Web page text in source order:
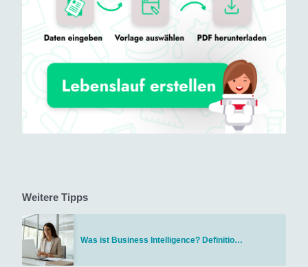
Weitere Tipps
Was ist Business Intelligence? Definitio…